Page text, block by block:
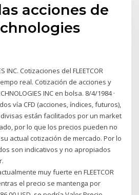
acciones de
INC. Cotizaciones del FLEETCOR
real. Cotización de acciones y
INC en bolsa. 8/4/1984 ·
vía CFD (acciones, índices, futuros),
están facilitados por un market
por lo que los precios pueden no
actual cotización de mercado. Por lo
son indicativos y no apropiados
muy fuerte en FLEETCOR
el precio se mantenga por